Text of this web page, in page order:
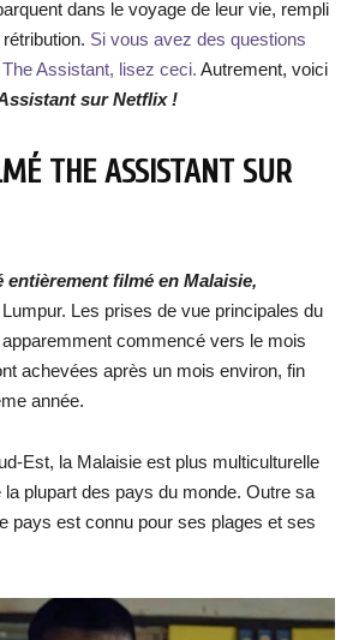
dans le voyage de leur vie, rempli
Si vous avez des questions
Assistant, lisez ceci. Autrement, voici
sur Netflix !
THE ASSISTANT SUR
entièrement filmé en Malaisie,
Les prises de vue principales du
commencé vers le mois
achevées après un mois environ, fin
année.
Est, la Malaisie est plus multiculturelle
la plupart des pays du monde. Outre sa
pays est connu pour ses plages et ses